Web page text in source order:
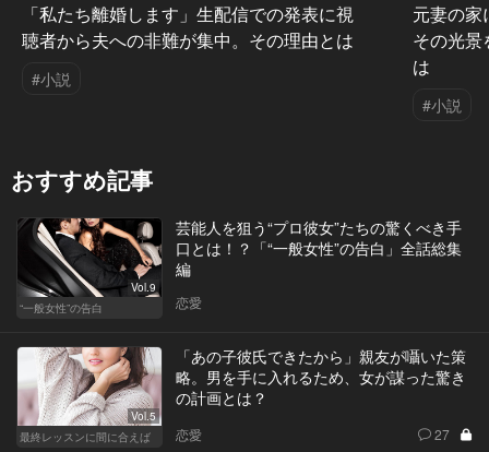
「私たち離婚します」生配信での発表に視
聴者から夫への非難が集中。その理由とは
#小説
元妻の
その光
は
#小説
おすすめ記事
Vol.9
“一般女性”の告白
芸能人を狙う“プロ彼女”たちの驚くべき手
口とは！？「“一般女性”の告白」全話総集
編
恋愛
Vol.5
最終レッスンに間に合えば
「あの子彼氏できたから」親友が囁いた策
略。男を手に入れるため、女が謀った驚き
の計画とは？
恋愛 27